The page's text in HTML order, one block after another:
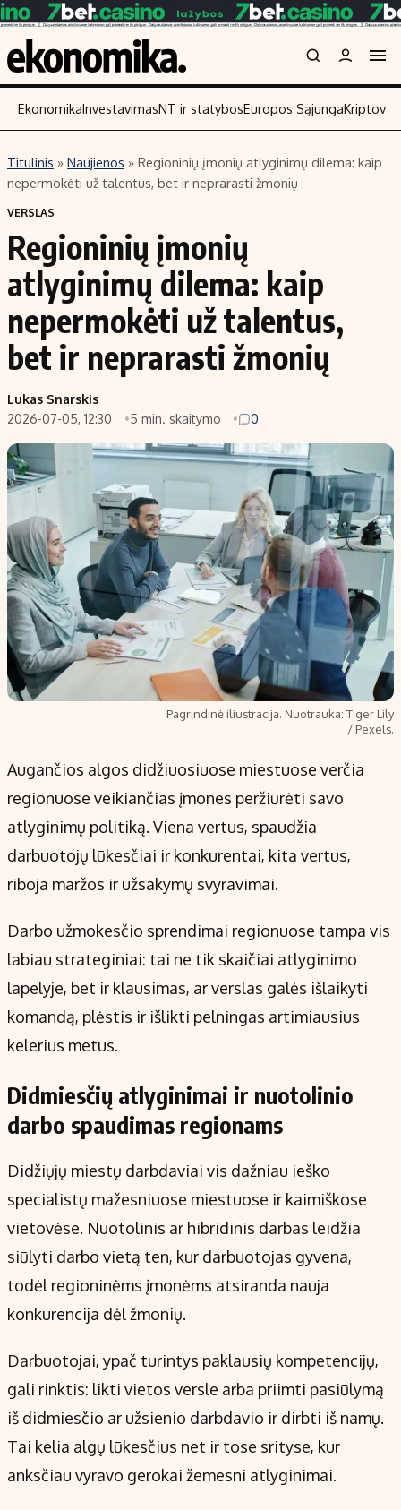
Turinys
Naujienos
Aplinka
Verslas
Energetika
Ekonomika
Politika
Skaitykite
Įmonės
Žemės ūkis
Technologijos
Laisvalaikis
Investavimas
Akcijų rinka
Saulės elektrinės
Kriptovaliutos
Infliacija
Migracija
Nedarbo išmokos skaičiuoklė
Indėliai
Indėlių skaičiuoklė
Būsto finansai
Įdomios naujienos
Redakcija
Apie mus
Turinio žymėjimo taisyklės
Kontaktai
Regionų naujienos
Indėlių palūkanos
EkonomikaInvestavimasNT ir statybosEuropos Sąjunga
Titulinis » Naujienos » Regioninių įmonių atlyginimų dilema: kaip
nepermokėti už talentus, bet ir neprarasti žmonių
VERSLAS
Regioninių įmonių
atlyginimų dilema: kaip
nepermokėti už talentus,
bet ir neprarasti žmonių
Lukas Snarskis
2026-07-05, 12:30
5 min. skaitymo 0
Pagrindinė iliustracija. Nuotrauka: Tiger Lily
/ Pexels.
Augančios algos didžiuosiuose miestuose verčia
regionuose veikiančias įmones peržiūrėti savo
atlyginimų politiką. Viena vertus, spaudžia
darbuotojų lūkesčiai ir konkurentai, kita vertus,
riboja maržos ir užsakymų svyravimai.
Darbo užmokesčio sprendimai regionuose tampa vis
labiau strateginiai: tai ne tik skaičiai atlyginimo
lapelyje, bet ir klausimas, ar verslas galės išlaikyti
komandą, plėstis ir išlikti pelningas artimiausius
kelerius metus.
Didmiesčių atlyginimai ir nuotolinio
darbo spaudimas regionams
Didžiųjų miestų darbdaviai vis dažniau ieško
specialistų mažesniuose miestuose ir kaimiškose
vietovėse. Nuotolinis ar hibridinis darbas leidžia
siūlyti darbo vietą ten, kur darbuotojas gyvena,
todėl regioninėms įmonėms atsiranda nauja
konkurencija dėl žmonių.
Darbuotojai, ypač turintys paklausių kompetencijų,
gali rinktis: likti vietos versle arba priimti pasiūlymą
iš didmiesčio ar užsienio darbdavio ir dirbti iš namų.
Tai kelia algų lūkesčius net ir tose srityse, kur
anksčiau vyravo gerokai žemesni atlyginimai.